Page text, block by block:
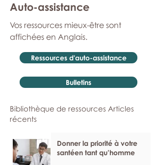
Auto-assistance
Vos ressources mieux-être sont
affichées en Anglais.
Ressources d'auto-assistance
Bulletins
Bibliothèque de ressources Articles
récents
Donner la priorité à votre
santéen tant qu’homme